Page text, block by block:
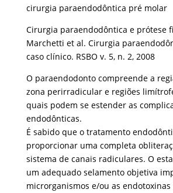
cirurgia paraendodôntica pré molar
Cirurgia paraendodôntica e prótese
Marchetti et al. Cirurgia
caso clínico. RSBO v. 5, n. 2, 2008
O paraendodonto compreende a
zona perirradicular e regiões
quais podem se estender as
endodônticas.
É sabido que o tratamento
proporcionar uma completa
sistema de canais radiculares. O
um adequado selamento objetiva
microrganismos e/ou as